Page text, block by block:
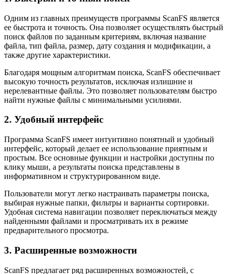
Одним из главных преимуществ программы ScanFS является
ее быстрота и точность. Она позволяет осуществлять быстрый
поиск файлов по заданным критериям, включая название
файла, тип файла, размер, дату создания и модификации, а
также другие характеристики.
Благодаря мощным алгоритмам поиска, ScanFS обеспечивает
высокую точность результатов, исключая излишние и
нерелевантные файлы. Это позволяет пользователям быстро
найти нужные файлы с минимальными усилиями.
2. Удобный интерфейс
Программа ScanFS имеет интуитивно понятный и удобный
интерфейс, который делает ее использование приятным и
простым. Все основные функции и настройки доступны по
клику мыши, а результаты поиска представлены в
информативном и структурированном виде.
Пользователи могут легко настраивать параметры поиска,
выбирая нужные папки, фильтры и варианты сортировки.
Удобная система навигации позволяет переключаться между
найденными файлами и просматривать их в режиме
предварительного просмотра.
3. Расширенные возможности
ScanFS предлагает ряд расширенных возможностей, с